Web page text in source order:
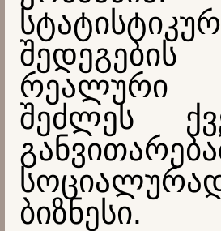
რეალური
შეძლეს
ბიზნესი.